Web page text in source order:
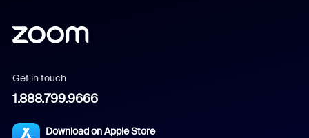
Get in touch
1.888.799.9666
Download on Apple Store